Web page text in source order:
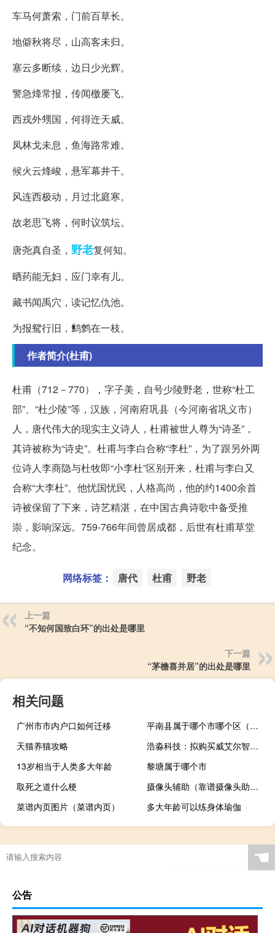
车马何萧索，门前百草长。
地僻秋将尽，山高客未归。
塞云多断续，边日少光辉。
警急烽常报，传闻檄屡飞。
西戎外甥国，何得迕天威。
凤林戈未息，鱼海路常难。
候火云烽峻，悬军幕井干。
风连西极动，月过北庭寒。
故老思飞将，何时议筑坛。
唐尧真自圣， 野老复何知。
晒药能无妇，应门幸有儿。
藏书闻禹穴，读记忆仇池。
为报鸳行旧，鹪鹩在一枝。
作者简介(杜甫)
杜甫（712－770），字子美，自号少陵野老，世称“杜工
部”、“杜少陵”等，汉族，河南府巩县（今河南省巩义市）
人，唐代伟大的现实主义诗人，杜甫被世人尊为“诗圣”，
其诗被称为“诗史”。杜甫与李白合称“李杜”，为了跟另外两
位诗人李商隐与杜牧即“小李杜”区别开来，杜甫与李白又
合称“大李杜”。他忧国忧民，人格高尚，他的约1400余首
诗被保留了下来，诗艺精湛，在中国古典诗歌中备受推
崇，影响深远。759-766年间曾居成都，后世有杜甫草堂
纪念。
网络标签： 唐代 杜甫 野老
上一篇
“不知何国致白环”的出处是哪里
下一篇
“茅檐喜并居”的出处是哪里
相关问题
广州市市内户口如何迁移
平南县属于哪个市哪个区（平南县属于哪个市）
天猫养猫攻略
浩淼科技：拟购买威艾尔智能100%股权公司股票拟自10月16日起停牌至10月30日
13岁相当于人类多大年龄
黎塘属于哪个市
取死之道什么梗
摄像头辅助（靠谱摄像头助手）
菜谱内页图片（菜谱内页）
多大年龄可以练身体瑜伽
☚
公告